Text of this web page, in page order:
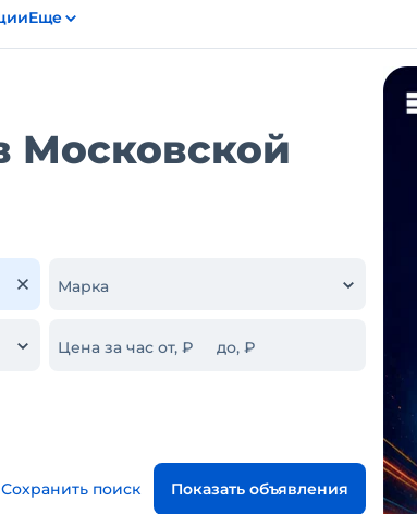
Еще
Московской
Марка
Цена за час от, ₽ до, ₽
Сохранить поиск Показать объявления